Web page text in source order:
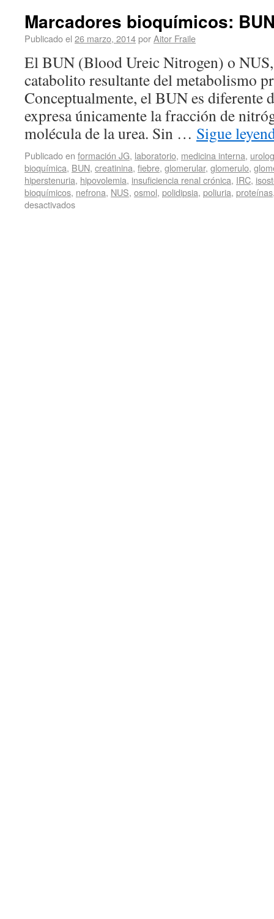
Marcadores bioquímicos:
Publicado el 26 marzo, 2014porAitor Fraile
El BUN (Blood Ureic Nitrogen) o NUS,
catabolito resultante del metabolismo
Conceptualmente, el BUN es diferente
expresa únicamente la fracción de
molécula de la urea. Sin … Sigue
Publicado en formación JG, laboratorio, medicina interna,
bioquímica, BUN, creatinina, fiebre, glomerular, glomerulo,
hiperstenuria, hipovolemia, insuficiencia renal crónica, IRC,
bioquímicos, nefrona, NUS, osmol, polidipsia, poliuria, proteínas
desactivados